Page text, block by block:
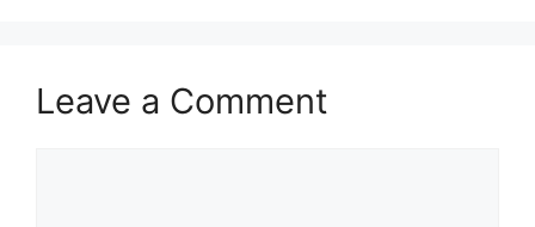
Leave a Comment